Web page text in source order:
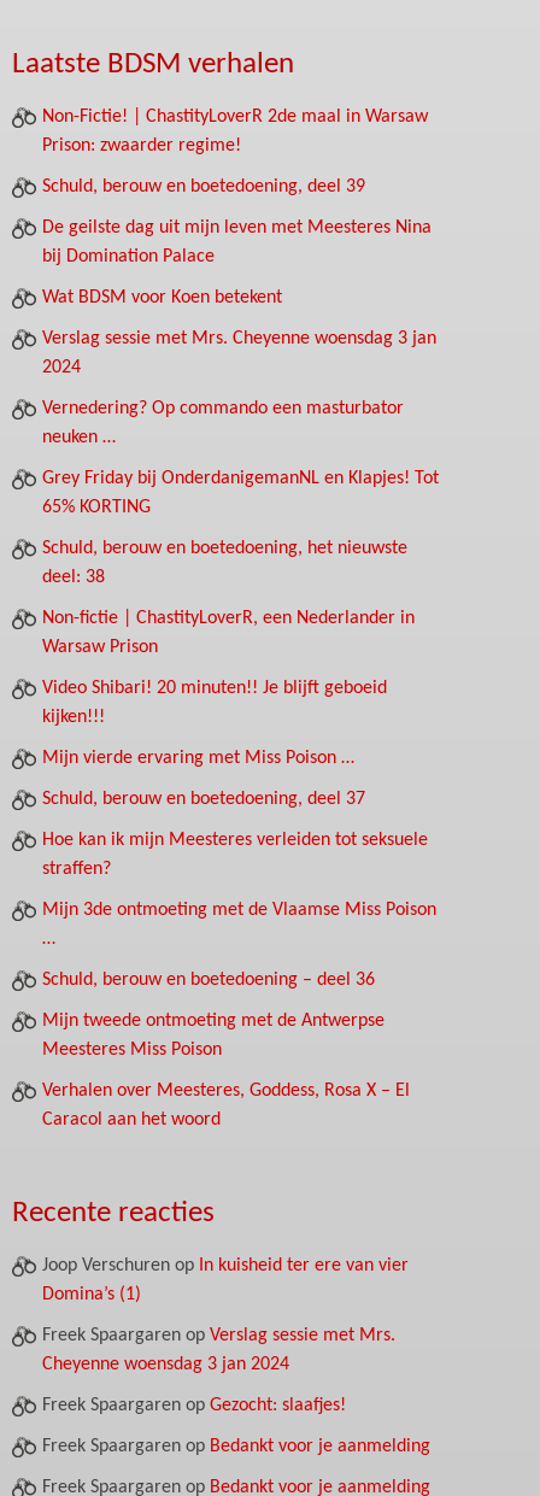
Laatste BDSM verhalen
Non-Fictie! | ChastityLoverR 2de maal in Warsaw
Prison: zwaarder regime!
Schuld, berouw en boetedoening, deel 39
De geilste dag uit mijn leven met Meesteres Nina
bij Domination Palace
Wat BDSM voor Koen betekent
Verslag sessie met Mrs. Cheyenne woensdag 3 jan
2024
Vernedering? Op commando een masturbator
neuken …
Grey Friday bij OnderdanigemanNL en Klapjes! Tot
65% KORTING
Schuld, berouw en boetedoening, het nieuwste
deel: 38
Non-fictie | ChastityLoverR, een Nederlander in
Warsaw Prison
Video Shibari! 20 minuten!! Je blijft geboeid
kijken!!!
Mijn vierde ervaring met Miss Poison …
Schuld, berouw en boetedoening, deel 37
Hoe kan ik mijn Meesteres verleiden tot seksuele
straffen?
Mijn 3de ontmoeting met de Vlaamse Miss Poison
…
Schuld, berouw en boetedoening – deel 36
Mijn tweede ontmoeting met de Antwerpse
Meesteres Miss Poison
Verhalen over Meesteres, Goddess, Rosa X – El
Caracol aan het woord
Recente reacties
Joop Verschuren op In kuisheid ter ere van vier
Domina’s (1)
Freek Spaargaren op Verslag sessie met Mrs.
Cheyenne woensdag 3 jan 2024
Freek Spaargaren op Gezocht: slaafjes!
Freek Spaargaren op Bedankt voor je aanmelding
Freek Spaargaren op Bedankt voor je aanmelding